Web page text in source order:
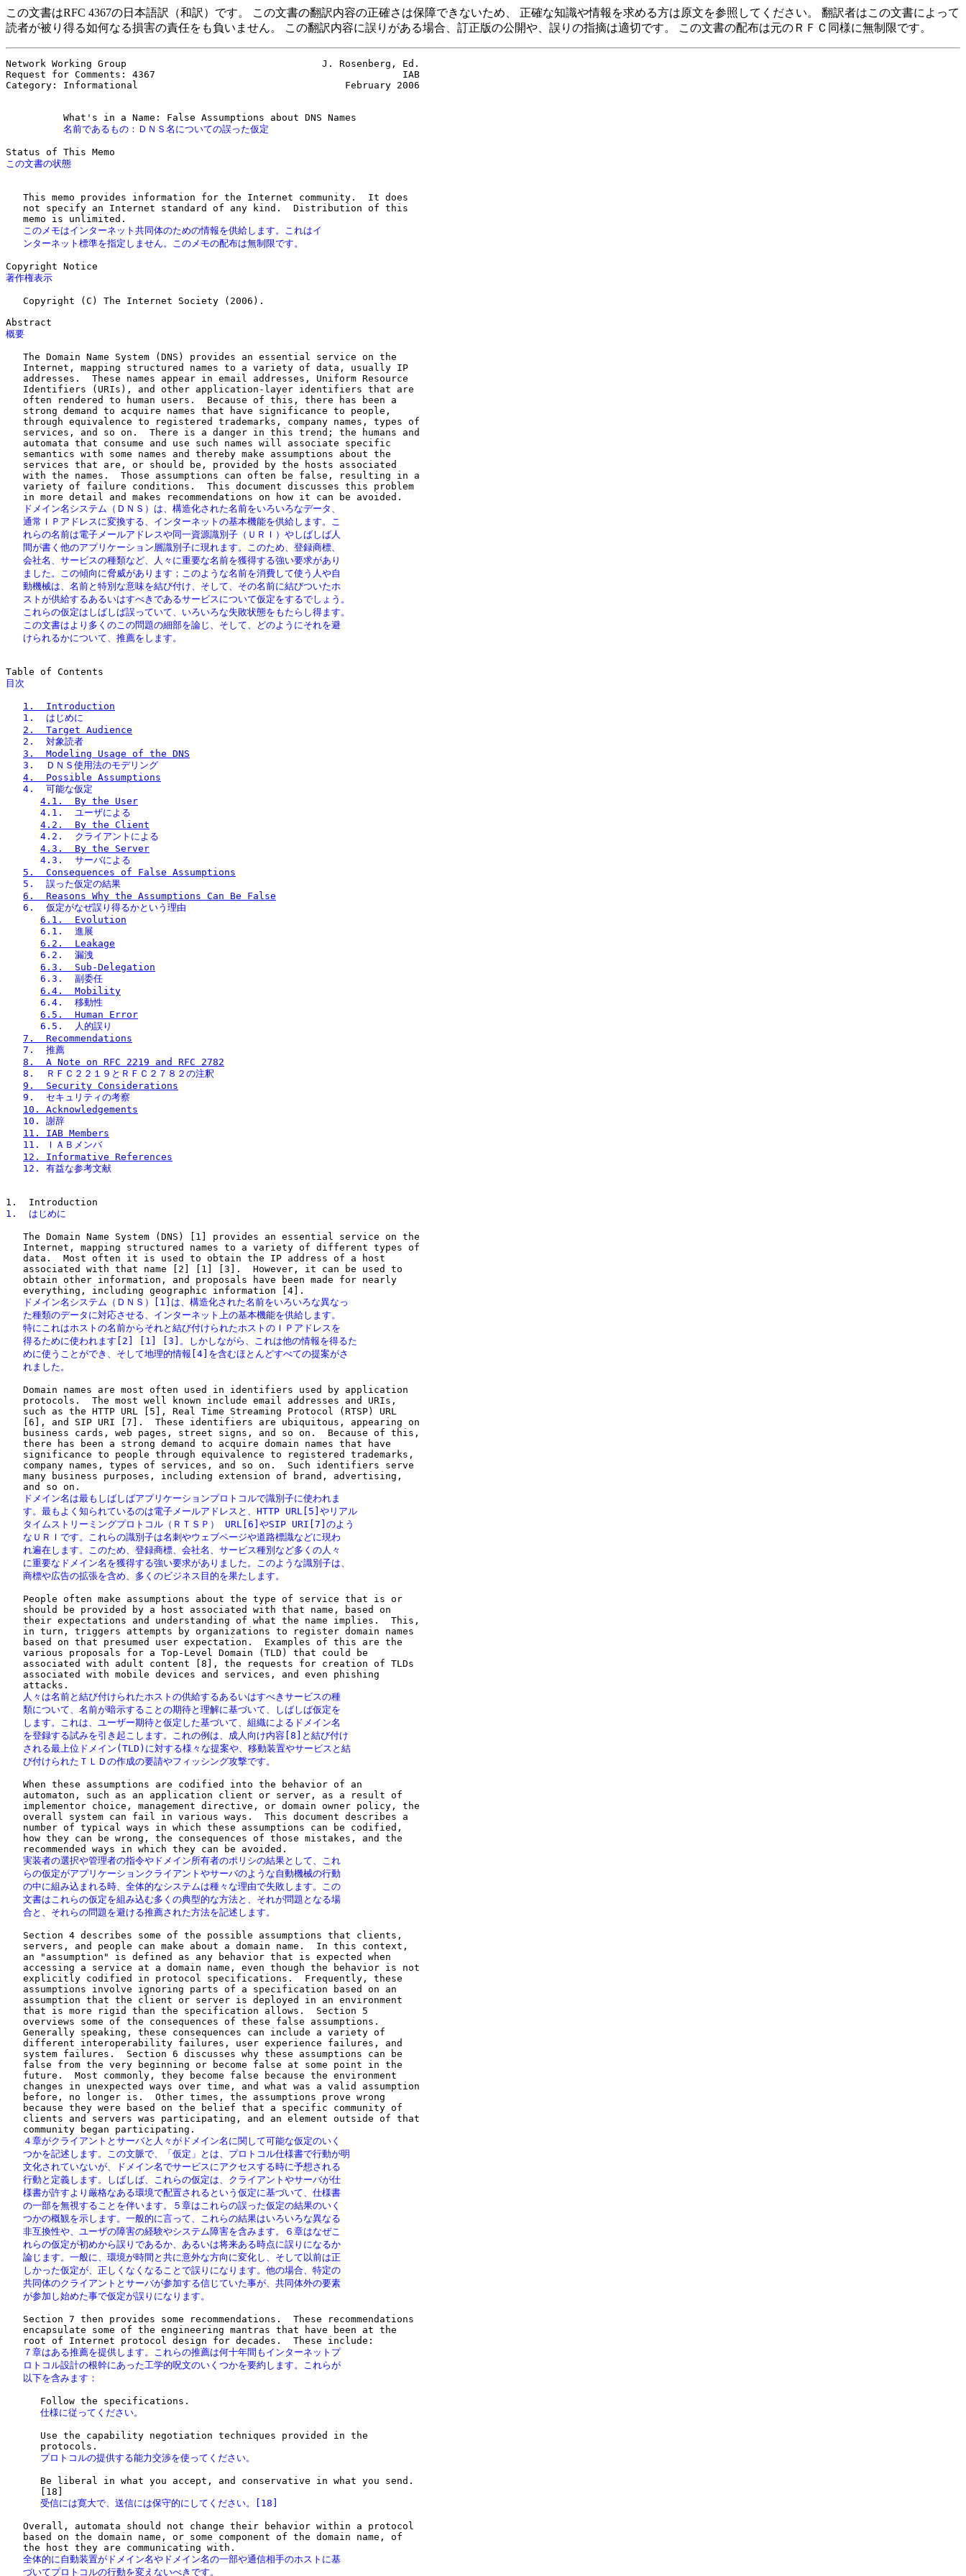
この文書はRFC 4367の日本語訳（和訳）です。 この文書の翻訳内容の正確さは保障できないため、 正確な知識や情報を求める方は原文を参照してください。 翻訳者はこの文書によって
読者が被り得る如何なる損害の責任をも負いません。 この翻訳内容に誤りがある場合、訂正版の公開や、誤りの指摘は適切です。 この文書の配布は元のＲＦＣ同様に無制限です。
Network Working Group                                  J. Rosenberg, Ed.
Request for Comments: 4367                                           IAB
Category: Informational                                    February 2006
          名前であるもの：ＤＮＳ名についての誤った仮定
   This memo provides information for the Internet community.  It does
   not specify an Internet standard of any kind.  Distribution of this
   このメモはインターネット共同体のための情報を供給します。これはイ
   ンターネット標準を指定しません。このメモの配布は無制限です。
著作権表示
   Copyright (C) The Internet Society (2006).
概要
   The Domain Name System (DNS) provides an essential service on the
   Internet, mapping structured names to a variety of data, usually IP
   addresses.  These names appear in email addresses, Uniform Resource
   Identifiers (URIs), and other application-layer identifiers that are
   often rendered to human users.  Because of this, there has been a
   strong demand to acquire names that have significance to people,
   through equivalence to registered trademarks, company names, types of
   services, and so on.  There is a danger in this trend; the humans and
   automata that consume and use such names will associate specific
   semantics with some names and thereby make assumptions about the
   services that are, or should be, provided by the hosts associated
   with the names.  Those assumptions can often be false, resulting in a
   variety of failure conditions.  This document discusses this problem
   ドメイン名システム（ＤＮＳ）は、構造化された名前をいろいろなデータ、
   通常ＩＰアドレスに変換する、インターネットの基本機能を供給します。こ
   れらの名前は電子メールアドレスや同一資源識別子（ＵＲＩ）やしばしば人
   間が書く他のアプリケーション層識別子に現れます。このため、登録商標、
   会社名、サービスの種類など、人々に重要な名前を獲得する強い要求があり
   ました。この傾向に脅威があります；このような名前を消費して使う人や自
   動機械は、名前と特別な意味を結び付け、そして、その名前に結びついたホ
   ストが供給するあるいはすべきであるサービスについて仮定をするでしょう。
   これらの仮定はしばしば誤っていて、いろいろな失敗状態をもたらし得ます。
   この文書はより多くのこの問題の細部を論じ、そして、どのようにそれを避
   けられるかについて、推薦をします。
目次
1.  Introduction
   1.  はじめに
2.  Target Audience
   2.  対象読者
3.  Modeling Usage of the DNS
   3.  ＤＮＳ使用法のモデリング
4.  Possible Assumptions
   4.  可能な仮定
4.1.  By the User
      4.1.  ユーザによる
4.2.  By the Client
      4.2.  クライアントによる
4.3.  By the Server
      4.3.  サーバによる
5.  Consequences of False Assumptions
   5.  誤った仮定の結果
6.  Reasons Why the Assumptions Can Be False
   6.  仮定がなぜ誤り得るかという理由
6.1.  Evolution
      6.1.  進展
6.2.  Leakage
      6.2.  漏洩
6.3.  Sub-Delegation
      6.3.  副委任
6.4.  Mobility
      6.4.  移動性
6.5.  Human Error
      6.5.  人的誤り
7.  Recommendations
   7.  推薦
8.  A Note on RFC 2219 and RFC 2782
   8.  ＲＦＣ２２１９とＲＦＣ２７８２の注釈
9.  Security Considerations
   9.  セキュリティの考察
10. Acknowledgements
   10. 謝辞
11. IAB Members
   11. ＩＡＢメンバ
12. Informative References
   12. 有益な参考文献
1.  はじめに
   The Domain Name System (DNS) [1] provides an essential service on the
   Internet, mapping structured names to a variety of different types of
   data.  Most often it is used to obtain the IP address of a host
   associated with that name [2] [1] [3].  However, it can be used to
   obtain other information, and proposals have been made for nearly
   ドメイン名システム（ＤＮＳ）[1]は、構造化された名前をいろいろな異なっ
   た種類のデータに対応させる、インターネット上の基本機能を供給します。
   特にこれはホストの名前からそれと結び付けられたホストのＩＰアドレスを
   得るために使われます[2] [1] [3]。しかしながら、これは他の情報を得るた
   めに使うことができ、そして地理的情報[4]を含むほとんどすべての提案がさ
   れました。
   Domain names are most often used in identifiers used by application
   protocols.  The most well known include email addresses and URIs,
   such as the HTTP URL [5], Real Time Streaming Protocol (RTSP) URL
   [6], and SIP URI [7].  These identifiers are ubiquitous, appearing on
   business cards, web pages, street signs, and so on.  Because of this,
   there has been a strong demand to acquire domain names that have
   significance to people through equivalence to registered trademarks,
   company names, types of services, and so on.  Such identifiers serve
   many business purposes, including extension of brand, advertising,
   ドメイン名は最もしばしばアプリケーションプロトコルで識別子に使われま
   す。最もよく知られているのは電子メールアドレスと、HTTP URL[5]やリアル
   タイムストリーミングプロトコル（ＲＴＳＰ） URL[6]やSIP URI[7]のよう
   なＵＲＩです。これらの識別子は名刺やウェブページや道路標識などに現わ
   れ遍在します。このため、登録商標、会社名、サービス種別など多くの人々
   に重要なドメイン名を獲得する強い要求がありました。このような識別子は、
   商標や広告の拡張を含め、多くのビジネス目的を果たします。
   People often make assumptions about the type of service that is or
   should be provided by a host associated with that name, based on
   their expectations and understanding of what the name implies.  This,
   in turn, triggers attempts by organizations to register domain names
   based on that presumed user expectation.  Examples of this are the
   various proposals for a Top-Level Domain (TLD) that could be
   associated with adult content [8], the requests for creation of TLDs
   associated with mobile devices and services, and even phishing
   人々は名前と結び付けられたホストの供給するあるいはすべきサービスの種
   類について、名前が暗示することの期待と理解に基づいて、しばしば仮定を
   します。これは、ユーザー期待と仮定した基づいて、組織によるドメイン名
   を登録する試みを引き起こします。これの例は、成人向け内容[8]と結び付け
   される最上位ドメイン(TLD)に対する様々な提案や、移動装置やサービスと結
   び付けられたＴＬＤの作成の要請やフィッシング攻撃です。
   When these assumptions are codified into the behavior of an
   automaton, such as an application client or server, as a result of
   implementor choice, management directive, or domain owner policy, the
   overall system can fail in various ways.  This document describes a
   number of typical ways in which these assumptions can be codified,
   how they can be wrong, the consequences of those mistakes, and the
   実装者の選択や管理者の指令やドメイン所有者のポリシの結果として、これ
   らの仮定がアプリケーションクライアントやサーバのような自動機械の行動
   の中に組み込まれる時、全体的なシステムは種々な理由で失敗します。この
   文書はこれらの仮定を組み込む多くの典型的な方法と、それが問題となる場
   合と、それらの問題を避ける推薦された方法を記述します。
   Section 4 describes some of the possible assumptions that clients,
   servers, and people can make about a domain name.  In this context,
   an "assumption" is defined as any behavior that is expected when
   accessing a service at a domain name, even though the behavior is not
   explicitly codified in protocol specifications.  Frequently, these
   assumptions involve ignoring parts of a specification based on an
   assumption that the client or server is deployed in an environment
   that is more rigid than the specification allows.  Section 5
   overviews some of the consequences of these false assumptions.
   Generally speaking, these consequences can include a variety of
   different interoperability failures, user experience failures, and
   system failures.  Section 6 discusses why these assumptions can be
   false from the very beginning or become false at some point in the
   future.  Most commonly, they become false because the environment
   changes in unexpected ways over time, and what was a valid assumption
   before, no longer is.  Other times, the assumptions prove wrong
   because they were based on the belief that a specific community of
   clients and servers was participating, and an element outside of that
   ４章がクライアントとサーバと人々がドメイン名に関して可能な仮定のいく
   つかを記述します。この文脈で、「仮定」とは、プロトコル仕様書で行動が明
   文化されていないが、ドメイン名でサービスにアクセスする時に予想される
   行動と定義します。しばしば、これらの仮定は、クライアントやサーバが仕
   様書が許すより厳格なある環境で配置されるという仮定に基づいて、仕様書
   の一部を無視することを伴います。５章はこれらの誤った仮定の結果のいく
   つかの概観を示します。一般的に言って、これらの結果はいろいろな異なる
   非互換性や、ユーザの障害の経験やシステム障害を含みます。６章はなぜこ
   れらの仮定が初めから誤りであるか、あるいは将来ある時点に誤りになるか
   論じます。一般に、環境が時間と共に意外な方向に変化し、そして以前は正
   しかった仮定が、正しくなくなることで誤りになります。他の場合、特定の
   共同体のクライアントとサーバが参加する信じていた事が、共同体外の要素
   が参加し始めた事で仮定が誤りになります。
   Section 7 then provides some recommendations.  These recommendations
   encapsulate some of the engineering mantras that have been at the
   ７章はある推薦を提供します。これらの推薦は何十年間もインターネットプ
   ロトコル設計の根幹にあった工学的呪文のいくつかを要約します。これらが
   以下を含みます：
      仕様に従ってください。
      Use the capability negotiation techniques provided in the
      プロトコルの提供する能力交渉を使ってください。
      Be liberal in what you accept, and conservative in what you send.
      受信には寛大で、送信には保守的にしてください。[18]
   Overall, automata should not change their behavior within a protocol
   based on the domain name, or some component of the domain name, of
   全体的に自動装置がドメイン名やドメイン名の一部や通信相手のホストに基
   づいてプロトコルの行動を変えないべきです。